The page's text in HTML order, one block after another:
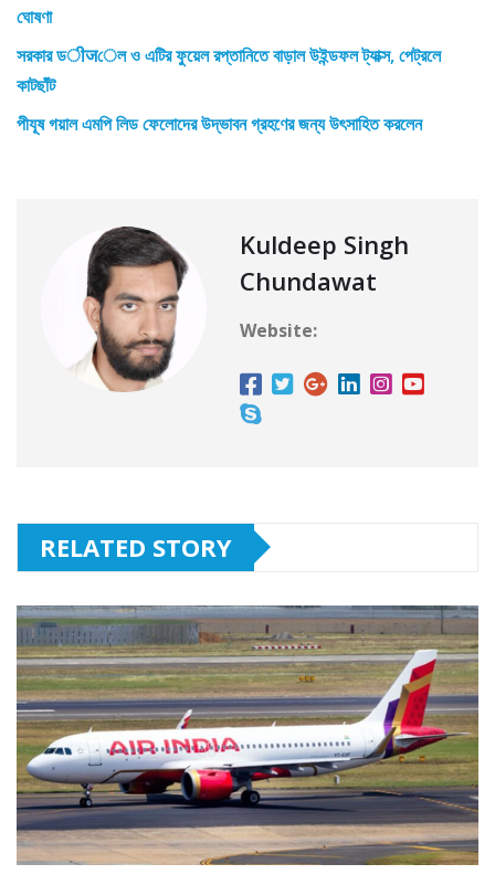
ঘোষণা
সরকার ডीजেল ও এটির ফুয়েল রপ্তানিতে বাড়াল উইন্ডফল ট্যাক্স, পেট্রলে
কাটছাঁট
পীযূষ গয়াল এমপি লিড ফেলোদের উদ্ভাবন গ্রহণের জন্য উৎসাহিত করলেন
Kuldeep Singh
Chundawat
Website:
RELATED STORY